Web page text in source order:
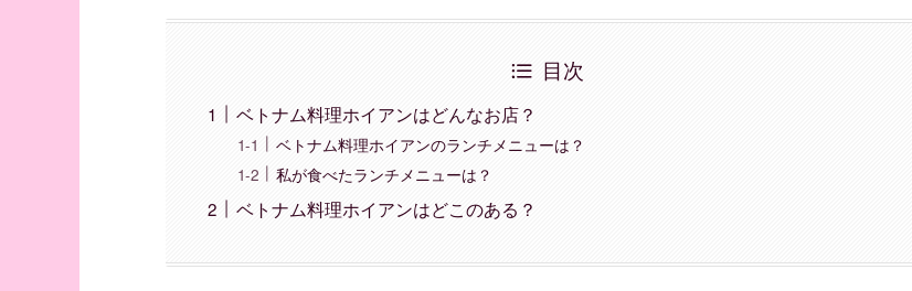
目次
ベトナム料理ホイアンはどんなお店？
ベトナム料理ホイアンのランチメニューは？
私が食べたランチメニューは？
ベトナム料理ホイアンはどこのある？